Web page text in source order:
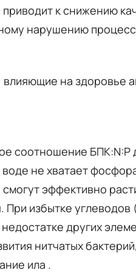
приводит к снижению
нарушению
на здоровье
соотношение БПК:N:P
воде не хватает
эффективно
При избытке углеводов
других
нитчатых
ила .